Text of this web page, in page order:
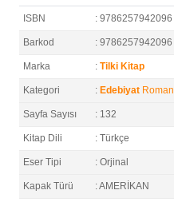
ISBN : 9786257942096
Barkod : 9786257942096
Marka : Tilki Kitap
Kategori : Edebiyat Roman
Sayfa Sayısı : 132
Kitap Dili : Türkçe
Eser Tipi : Orjinal
Kapak Türü : AMERİKAN